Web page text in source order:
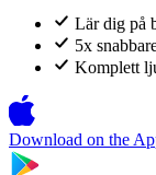
Lär dig på
5x
Komplett
Download on the